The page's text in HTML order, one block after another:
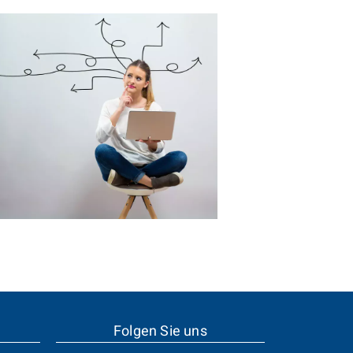
Folgen Sie uns